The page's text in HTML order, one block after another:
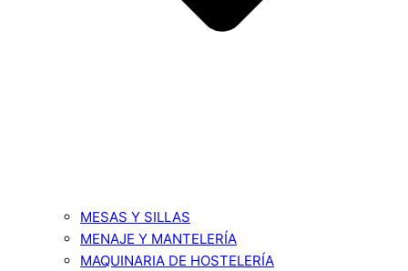
MESAS Y SILLAS
MENAJE Y MANTELERÍA
MAQUINARIA DE HOSTELERÍA